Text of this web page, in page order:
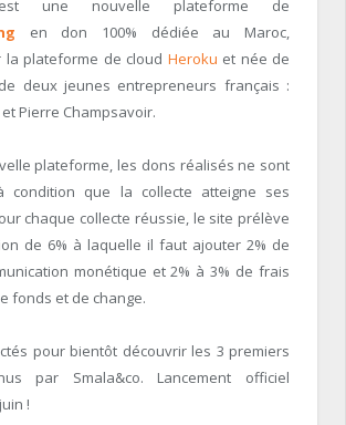
une nouvelle plateforme de
en don 100% dédiée au Maroc,
la plateforme de cloud Heroku et née de
de deux jeunes entrepreneurs français :
Pierre Champsavoir.
plateforme, les dons réalisés ne sont
condition que la collecte atteigne ses
chaque collecte réussie, le site prélève
de 6% à laquelle il faut ajouter 2% de
monétique et 2% à 3% de frais
fonds et de change.
pour bientôt découvrir les 3 premiers
par Smala&co. Lancement officiel
!